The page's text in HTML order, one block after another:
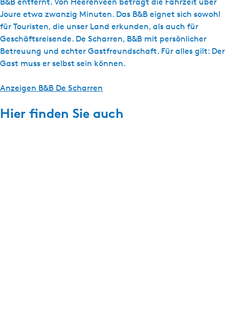
Joure etwa zwanzig Minuten. Das B&B eignet sich sowohl
für Touristen, die unser Land erkunden, als auch für
Geschäftsreisende. De Scharren, B&B mit persönlicher
Betreuung und echter Gastfreundschaft. Für alles gilt: Der
Gast muss er selbst sein können.
Anzeigen B&B De Scharren
Hier finden Sie auch